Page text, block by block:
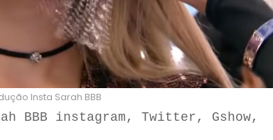
Insta Sarah BBB
BBB instagram, Twitter, Gshow,